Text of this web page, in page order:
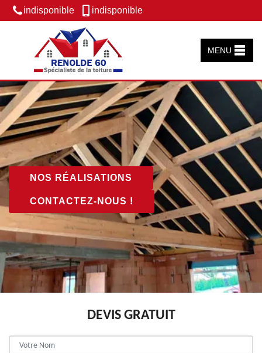
indisponible indisponible
MENU
NOS RÉALISATIONS
CONTACTEZ-NOUS !
DEVIS GRATUIT